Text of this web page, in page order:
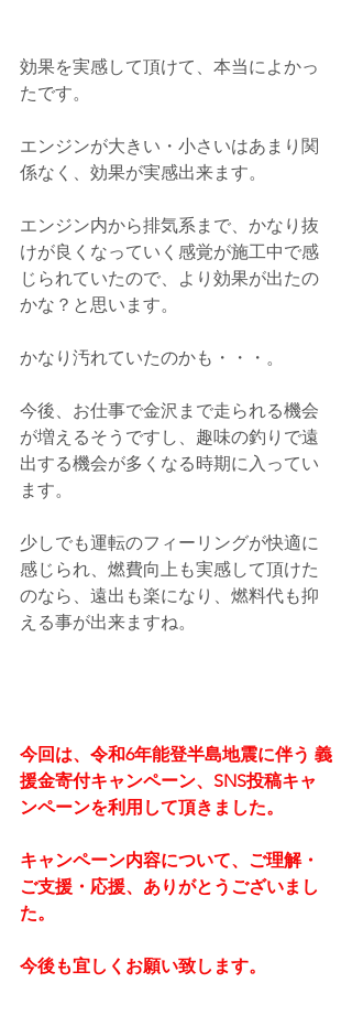
効果を実感して頂けて、本当によかっ
たです。
エンジンが大きい・小さいはあまり関
係なく、効果が実感出来ます。
エンジン内から排気系まで、かなり抜
けが良くなっていく感覚が施工中で感
じられていたので、より効果が出たの
かな？と思います。
かなり汚れていたのかも・・・。
今後、お仕事で金沢まで走られる機会
が増えるそうですし、趣味の釣りで遠
出する機会が多くなる時期に入ってい
ます。
少しでも運転のフィーリングが快適に
感じられ、燃費向上も実感して頂けた
のなら、遠出も楽になり、燃料代も抑
える事が出来ますね。
今回は、令和6年能登半島地震に伴う 義
援金寄付キャンペーン、SNS投稿キャ
ンペーンを利用して頂きました。
キャンペーン内容について、ご理解・
ご支援・応援、ありがとうございまし
た。
今後も宜しくお願い致します。